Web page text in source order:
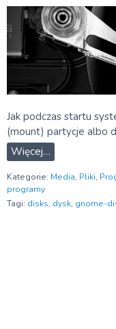
Jak podczas startu
(mount) partycje albo
Więcej…
Kategorie: Media, Pliki,
programy
Tagi: disks, dysk, gnome-